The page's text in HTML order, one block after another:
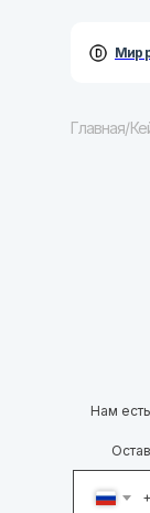
Мир
Главная/
Нам